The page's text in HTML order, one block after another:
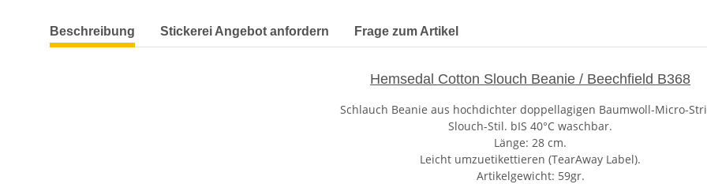
weitere Registerkarten anzeigen
Beschreibung Stickerei Angebot anfordern Frage zum Artikel
Hemsedal Cotton Slouch Beanie / Beechfield B368
Schlauch Beanie aus hochdichter doppellagigen Baumwoll-Micro-
Slouch-Stil. bIS 40°C waschbar.
Länge: 28 cm.
Leicht umzuetikettieren (TearAway Label).
Artikelgewicht: 59gr.